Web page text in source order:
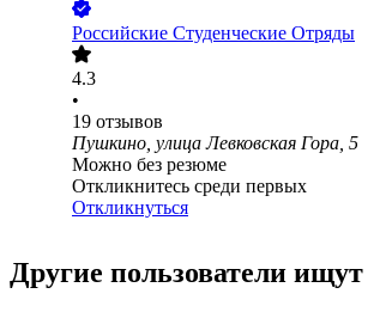
Российские Студенческие Отряды
4.3
•
19 отзывов
Пушкино, улица Левковская Гора, 5
Можно без резюме
Откликнитесь среди первых
Откликнуться
Другие пользователи ищут